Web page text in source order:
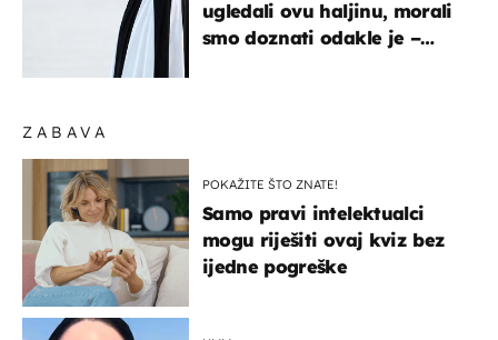
ZABAVA
POKAŽITE ŠTO ZNATE!
Samo pravi intelektualci
mogu riješiti ovaj kviz bez
ijedne pogreške
ugledali ovu haljinu, morali
smo doznati odakle je –